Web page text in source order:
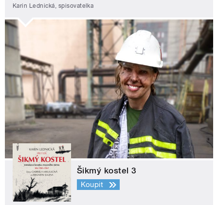
Karin Lednická, spisovatelka
Šikmý kostel 3
Koupit